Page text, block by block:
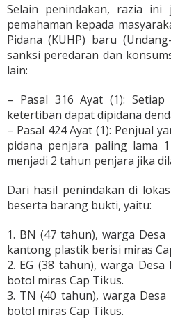
r
e
d
n
M
i
r
a
l
e
a
Selain penindakan, razia
pemahaman kepada
Pidana (KUHP) baru
sanksi peredaran dan
lain:
– Pasal 316 Ayat (1):
ketertiban dapat dipidana
– Pasal 424 Ayat (1): Penjual
pidana penjara paling lama
menjadi 2 tahun penjara jika
Dari hasil penindakan di
beserta barang bukti, yaitu:
1. BN (47 tahun), warga
kantong plastik berisi miras
2. EG (38 tahun), warga
botol miras Cap Tikus.
3. TN (40 tahun), warga
botol miras Cap Tikus.